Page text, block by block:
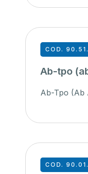
COD.
Ab-tpo
Ab-Tpo (Ab
COD.